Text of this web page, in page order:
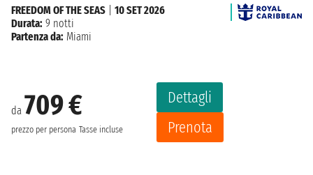
da 709 €
prezzo per persona Tasse incluse
Dettagli
Prenota
FREEDOM OF THE SEAS
10 SET 2026
Durata: 9 notti
Partenza da: Miami